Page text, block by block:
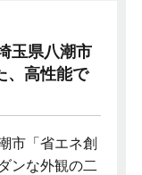
玉県八潮市
、高性能で
市「省エネ創
ンな外観の二